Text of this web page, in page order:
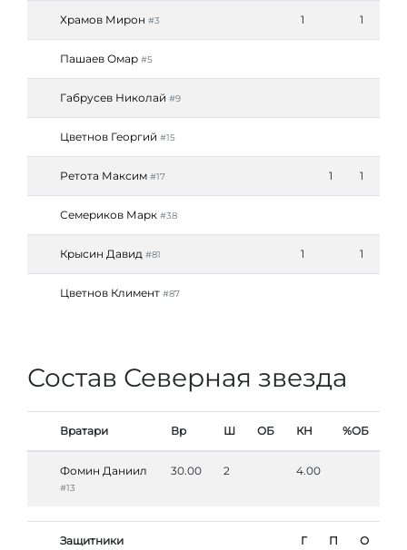
Храмов Мирон #3 1 1
Пашаев Омар #5
Габрусев Николай #9
Цветнов Георгий #15
Ретота Максим #17 1 1
Семериков Марк #38
Крысин Давид #81 1 1
Цветнов Климент #87
Состав Северная звезда
Вратари Вр Ш ОБ КН %ОБ
Фомин Даниил
#13
30.00 2 4.00
Защитники Г П О